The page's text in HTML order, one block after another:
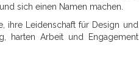
sich einen Namen machen.
ihre Leidenschaft für Design und
harten Arbeit und Engagement